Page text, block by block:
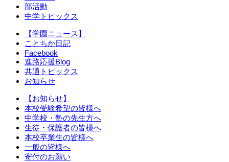
部活動
中学トピックス
【学園ニュース】
ことちか日記
Facebook
進路応援Blog
共通トピックス
お知らせ
【お知らせ】
本校受験希望の皆様へ
中学校・塾の先生方へ
生徒・保護者の皆様へ
本校卒業生の皆様へ
一般の皆様へ
寄付のお願い